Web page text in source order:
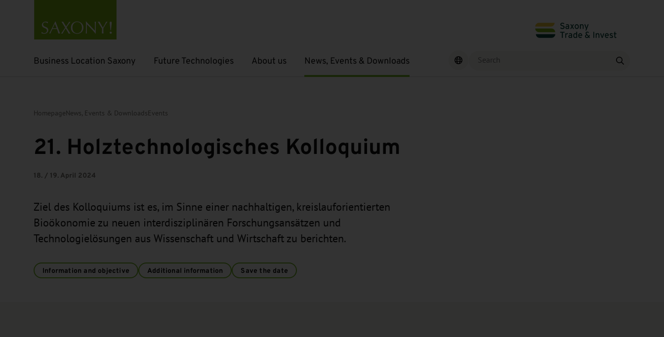
Business Location Saxony
Open submenu Future Technologies
Open submenu About us
Open submenu News, Events & Downloads
Open submenu Find
Homepage News, Events & Downloads Events
21. Holztechnologisches Kolloquium
18. / 19. April 2024
Ziel des Kolloquiums ist es, im Sinne einer nachhaltigen, kreislauforientierten
Bioökonomie zu neuen interdisziplinären Forschungsansätzen und
Technologielösungen aus Wissenschaft und Wirtschaft zu berichten.
Information and objective Additional information Save the date